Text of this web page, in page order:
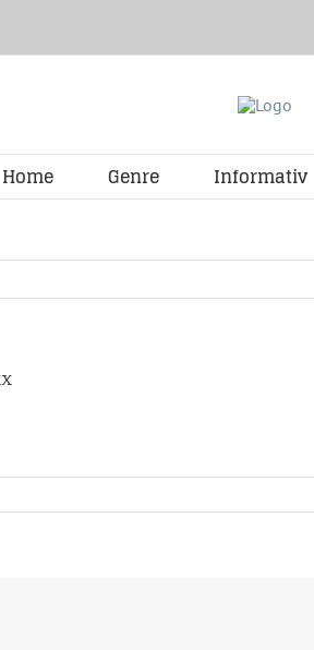
Home Genre Informativ